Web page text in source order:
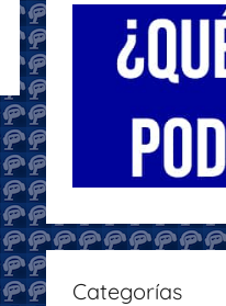
Categorías